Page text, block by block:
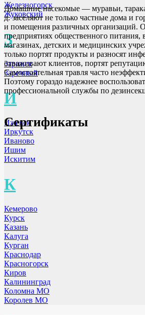
Железногорск
Жуковский
З
Заринск
Заречный
И
Ижевск
Иркутск
Иваново
Ишим
Искитим
К
Кемерово
Курск
Казань
Калуга
Курган
Краснодар
Красногорск
Киров
Калининград
Коломна МО
Королев МО
Домашние насекомые — муравьи,
д. заселяют не только частные дома и
и помещения различных организаций.
предприятиях общественного питания,
магазинах, детских и медицинских
только портят продукты и разносят
отваживают клиентов, портят
Самостоятельная травля часто
Поэтому гораздо надежнее
профессиональной службы по
Сертификаты